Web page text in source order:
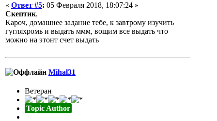
« Ответ #5: 05 Февраля 2018, 18:07:24 »
Скептик,
Кароч, домашнее задание тебе, к завтрому изучить
гугляхромь и выдать ммм, вощим все выдать что
можно на этонт счет выдать
Mihal31
Ветеран
Topic Author